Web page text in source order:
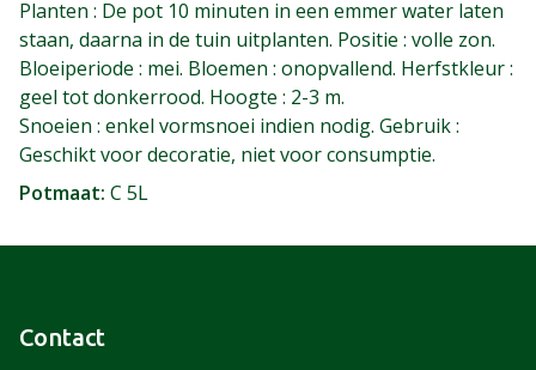
Planten : De pot 10 minuten in een emmer water laten
staan, daarna in de tuin uitplanten. Positie : volle zon.
Bloeiperiode : mei. Bloemen : onopvallend. Herfstkleur :
geel tot donkerrood. Hoogte : 2-3 m.
Snoeien : enkel vormsnoei indien nodig. Gebruik :
Geschikt voor decoratie, niet voor consumptie.
Potmaat C 5L
Contact